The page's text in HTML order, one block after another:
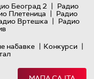
Београд 2 | Радио
Плетеница | Радио
Вртешка | Радио
набавке | Конкурси |